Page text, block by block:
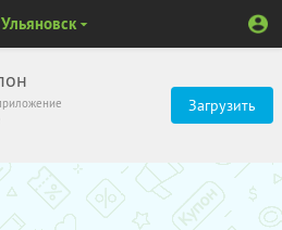
Загрузить
Ульяновск